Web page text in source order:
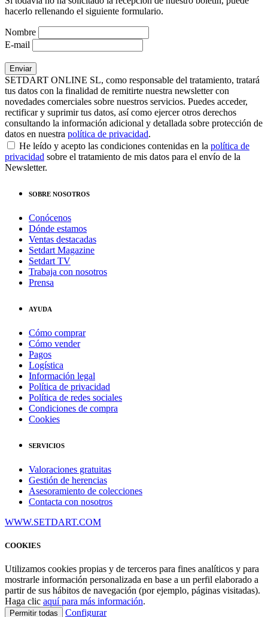
hacerlo rellenando el siguiente formulario.
Nombre
E-mail
SETDART ONLINE SL, como responsable del tratamiento, tratará
tus datos con la finalidad de remitirte nuestra newsletter con
novedades comerciales sobre nuestros servicios. Puedes acceder,
rectificar y suprimir tus datos, así como ejercer otros derechos
consultando la información adicional y detallada sobre protección de
datos en nuestra política de privacidad.
He leído y acepto las condiciones contenidas en la política de
privacidad sobre el tratamiento de mis datos para el envío de la
Newsletter.
SOBRE NOSOTROS
Conócenos
Dónde estamos
Ventas destacadas
Setdart Magazine
Setdart TV
Trabaja con nosotros
Prensa
AYUDA
Cómo comprar
Cómo vender
Pagos
Logística
Información legal
Política de privacidad
Política de redes sociales
Condiciones de compra
Cookies
SERVICIOS
Valoraciones gratuitas
Gestión de herencias
Asesoramiento de colecciones
Contacta con nosotros
WWW.SETDART.COM
COOKIES
Utilizamos cookies propias y de terceros para fines analíticos y para
mostrarle información personalizada en base a un perfil elaborado a
partir de sus hábitos de navegación (por ejemplo, páginas visitadas).
Haga clic aquí para más información.
Permitir todas Configurar